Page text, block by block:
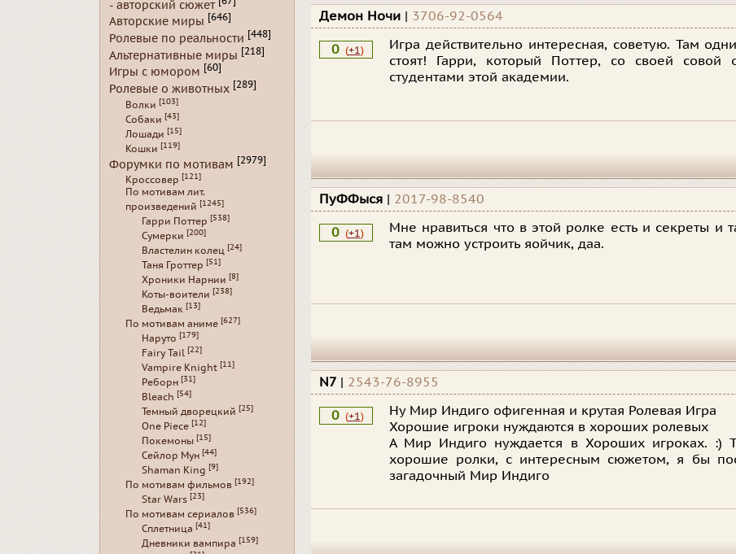
Демон Ночи | 3706-92-0564
0 (+1)
Игра действительно интересная, советую. Там
стоят! Гарри, который Поттер, со своей
студентами этой академии.
ПуФФыся | 2017-98-8540
0 (+1)
Мне нравиться что в этой ролке есть и секреты
там можно устроить яойчик, даа.
N7 | 2543-76-8955
0 (+1)
Ну Мир Индиго офигенная и крутая Ролевая Игра
Хорошие игроки нуждаются в хороших ролевых
А Мир Индиго нуждается в Хороших игроках. :)
хорошие ролки, с интересным сюжетом, я бы
загадочный Мир Индиго
- авторский сюжет
Авторские миры [646]
Ролевые по реальности [448]
Альтернативные миры [218]
Игры с юмором [60]
Ролевые о животных [289]
Волки [103]
Собаки [43]
Лошади [15]
Кошки [119]
Форумки по мотивам [2979]
Кроссовер [121]
По мотивам лит.
произведений [1245]
Гарри Поттер [538]
Сумерки [200]
Властелин колец [24]
Таня Гроттер [51]
Хроники Нарнии [8]
Коты-воители [238]
Ведьмак [13]
По мотивам аниме [627]
Наруто [179]
Fairy Tail [22]
Vampire Knight [11]
Реборн [31]
Bleach [54]
Темный дворецкий [25]
One Piece [12]
Покемоны [15]
Сейлор Мун [44]
Shaman King [9]
По мотивам фильмов [192]
Star Wars [23]
По мотивам сериалов [536]
Сплетница [41]
Дневники вампира [159]